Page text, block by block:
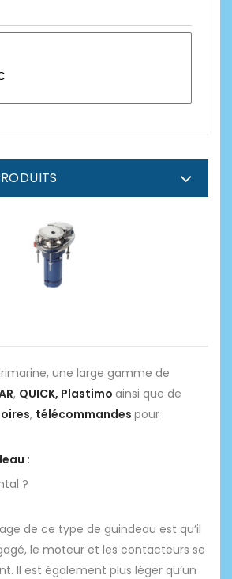
une large gamme de
, QUICK, Plastimo ainsi que de
, télécommandes pour
:
?
de ce type de guindeau est qu’il
le moteur et les contacteurs se
Il est également plus léger qu’un